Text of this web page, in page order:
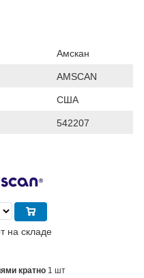
Амскан
AMSCAN
США
542207
на складе
кратно 1 шт